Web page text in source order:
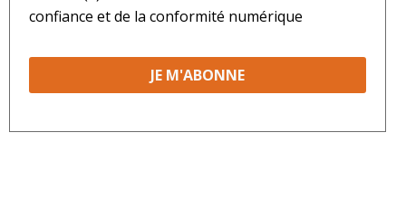
confiance et de la conformité numérique